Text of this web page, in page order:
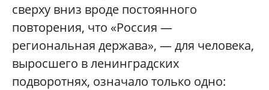
сверху вниз вроде постоянного
повторения, что «Россия —
региональная держава», — для человека,
выросшего в ленинградских
подворотнях, означало только одно: